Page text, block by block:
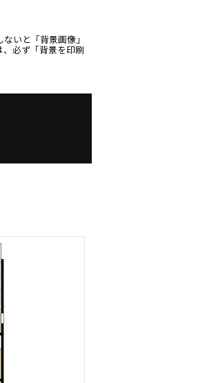
いと「背景画像」
必ず「背景を印刷